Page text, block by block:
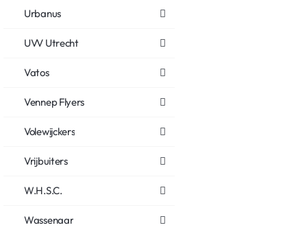
Urbanus
UVV Utrecht
Vatos
Vennep Flyers
Volewijckers
Vrijbuiters
W.H.S.C.
Wassenaar